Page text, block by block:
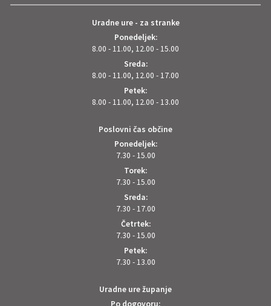
Uradne ure - za stranke
Ponedeljek:
8.00 - 11.00, 12.00 - 15.00
Sreda:
8.00 - 11.00, 12.00 - 17.00
Petek:
8.00 - 11.00, 12.00 - 13.00
Poslovni čas občine
Ponedeljek:
7.30 - 15.00
Torek:
7.30 - 15.00
Sreda:
7.30 - 17.00
Četrtek:
7.30 - 15.00
Petek:
7.30 - 13.00
Uradne ure županje
Po dogovoru: